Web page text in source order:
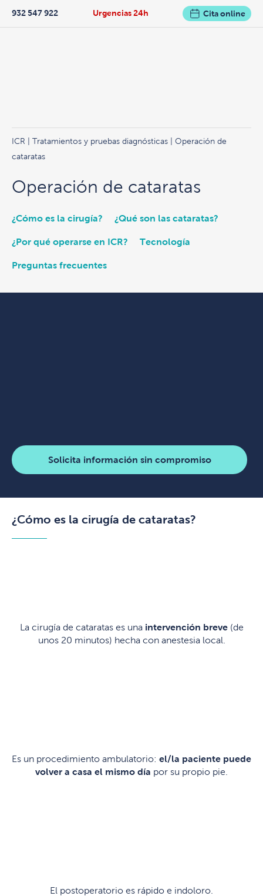
Urgencias 24h
932 547 922 Cita online
ICR Tratamientos y pruebas diagnósticas | Operación de
cataratas
Operación de cataratas
¿Cómo es la cirugía? ¿Qué son las cataratas?
¿Por qué operarse en ICR? Tecnología
Preguntas frecuentes
Solicita información sin compromiso
¿Cómo es la cirugía de cataratas?
La cirugía de cataratas es una intervención breve(de
unos 20 minutos) hecha con anestesia local.
Es un procedimiento ambulatorio: el/la paciente puede
volver a casa el mismo día por su propio pie.
El postoperatorio es rápido e indoloro.